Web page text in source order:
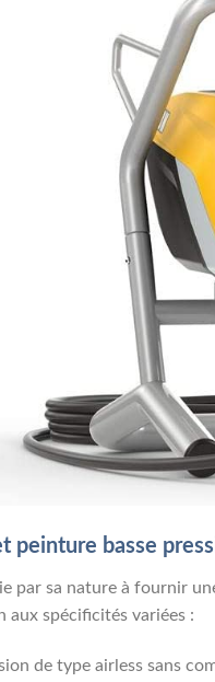
peinture basse
par sa nature à fournir
aux spécificités variées :
de type airless sans